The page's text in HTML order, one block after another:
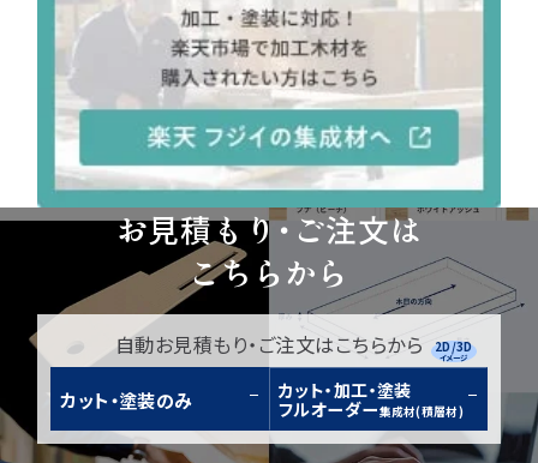
お見積もり・ご注文は
こちらから
自動お見積もり・ご注文はこちらから
カット・塗装のみ
カット・加工・塗装
フルオーダー集成材(積層材)
2D/3D
イメージ